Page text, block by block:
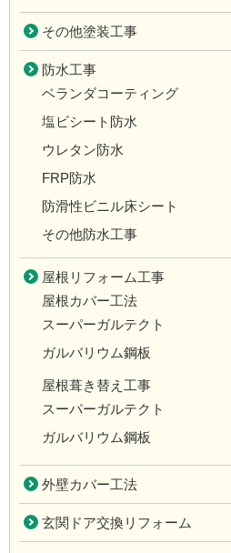
その他塗装工事
防水工事
ベランダコーティング
塩ビシート防水
ウレタン防水
FRP防水
防滑性ビニル床シート
その他防水工事
屋根リフォーム工事
屋根カバー工法
スーパーガルテクト
ガルバリウム鋼板
屋根葺き替え工事
スーパーガルテクト
ガルバリウム鋼板
外壁カバー工法
玄関ドア交換リフォーム